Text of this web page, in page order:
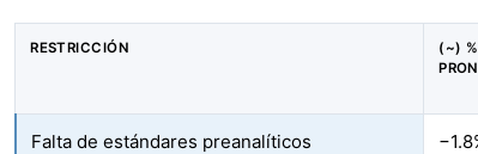
RESTRICCIÓN
(~)
Falta de estándares preanalíticos